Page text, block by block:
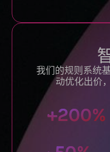
我们的规则系统
动优化出价
+200%